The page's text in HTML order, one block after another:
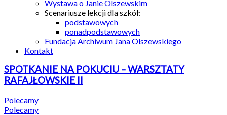
Wystawa o Janie Olszewskim
Scenariusze lekcji dla szkół:
podstawowych
ponadpodstawowych
Fundacja Archiwum Jana Olszewskiego
Kontakt
SPOTKANIE NA POKUCIU – WARSZTATY
RAFAJŁOWSKIE II
Polecamy
Polecamy